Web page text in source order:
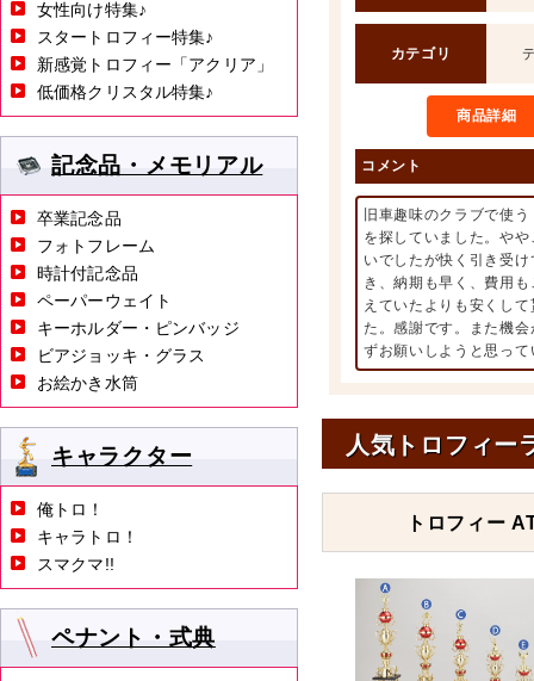
カテゴリ
商品詳細
コメント
旧車趣味のクラブで使
を探していました。や
いでしたが快く引き受け
き、納期も早く、費用
えていたよりも安くし
た。感謝です。また機会
ずお願いしようと思って
人気トロフィー
トロフィー
女性向け特集♪
スタートロフィー特集♪
新感覚トロフィー「アクリア」
低価格クリスタル特集♪
記念品・メモリアル
卒業記念品
フォトフレーム
時計付記念品
ペーパーウェイト
キーホルダー・ピンバッジ
ビアジョッキ・グラス
お絵かき水筒
キャラクター
俺トロ！
キャラトロ！
スマクマ!!
ペナント・式典